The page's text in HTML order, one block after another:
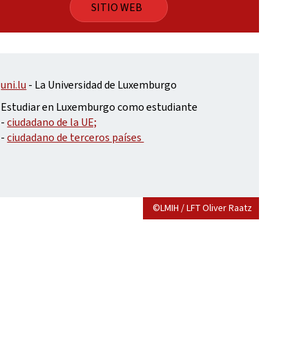
SITIO WEB
uni.lu - La Universidad de Luxemburgo
Estudiar en Luxemburgo como estudiante
-ciudadano de la UE;
-ciudadano de terceros países
©LMIH / LFT Oliver Raatz